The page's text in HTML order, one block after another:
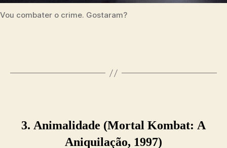
Vou combater o crime. Gostaram?
3. Animalidade (Mortal Kombat: A
Aniquilação, 1997)